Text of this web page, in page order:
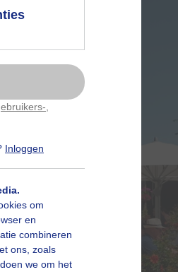
Inloggen
om
en
combineren
ons, zoals
we om het
deze pop-up